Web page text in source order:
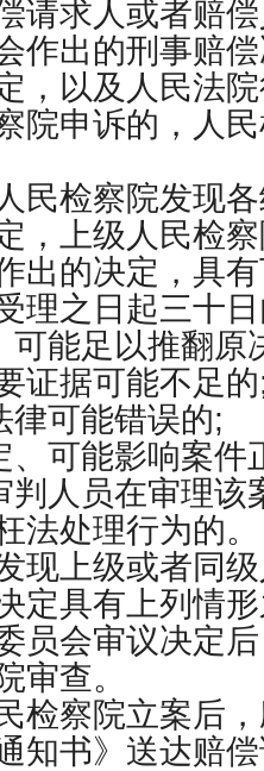
求人或者赔偿
作出的刑事赔
，以及人民法
院申诉的，人
检察院发现各
，上级人民检
出的决定，具
理之日起三十
可能足以推翻原
证据可能不足
律可能错误的;
、可能影响案件
判人员在审理该
法处理行为的。
现上级或者同
定具有上列情
员会审议决定
审查。
察院立案后，
知书》送达赔